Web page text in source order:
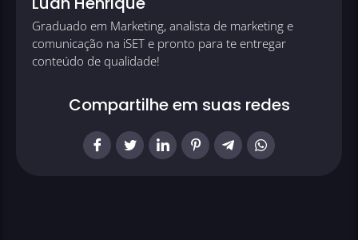
Graduado em Marketing, analista de marketing e
comunicação na iSET e pronto para te entregar
conteúdo de qualidade!
Compartilhe em suas redes